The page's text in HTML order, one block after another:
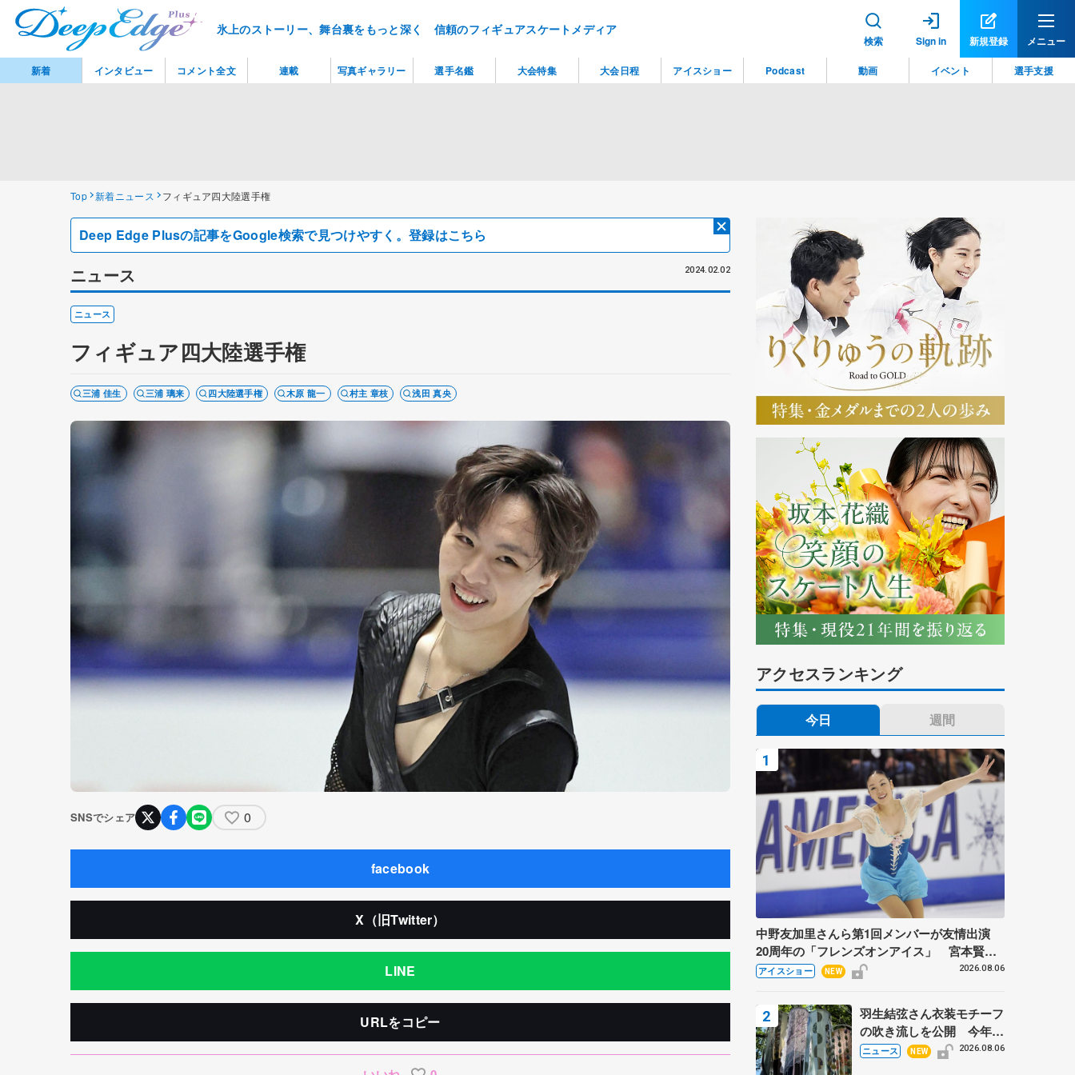
氷上のストーリー、舞台裏をもっと深く 信頼のフィギュアスケートメディア
検索 Sign in 新規登録 メニュー
Top 新着ニュース フィギュア四大陸選手権
Deep Edge Plusの記事をGoogle検索で見つけやすく。登録はこちら
ニュース 2024.02.02
ニュース
フィギュア四大陸選手権
三浦 佳生 三浦 璃来 四大陸選手権 木原 龍一 村主 章枝 浅田 真央
SNSでシェア 0
facebook
X（旧Twitter）
LINE
URLをコピー
アクセスランキング
今日 週間
中野友加里さんら第1回メンバーが友情出演
20周年の「フレンズオンアイス」 宮本賢二
さん、有川梨絵さん、田村岳斗さんも
アイスショー NEW 2026.08.06
羽生結弦さん衣装モチーフ
の吹き流しを公開 今年は
「春よ、来い」、仙台の瑞
ニュース NEW 2026.08.06
新着 インタビュー コメント全文 連載 写真ギャラリー 選手名鑑 大会特集 大会日程 アイスショー Podcast 動画 イベント 選手支援